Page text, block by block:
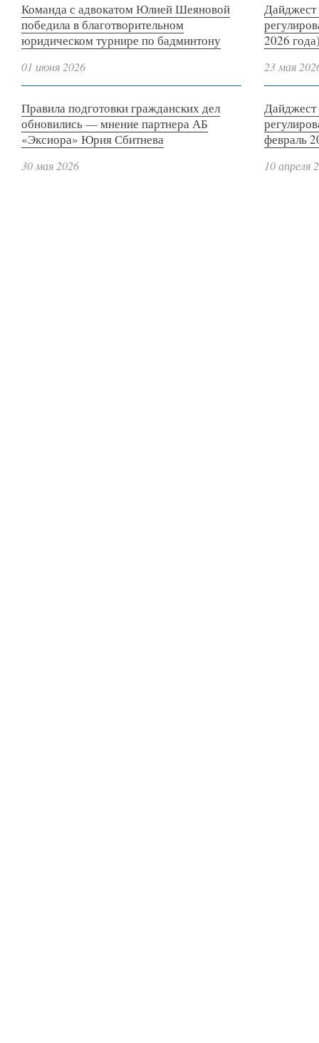
Команда с адвокатом Юлией Шеяновой
победила в благотворительном
юридическом турнире по бадминтону
01 июня 2026
Правила подготовки гражданских дел
обновились — мнение партнера АБ
«Эксиора» Юрия Сбитнева
30 мая 2026
Дайджест
2026
23 мая
Дайджест
февраль
10 апреля